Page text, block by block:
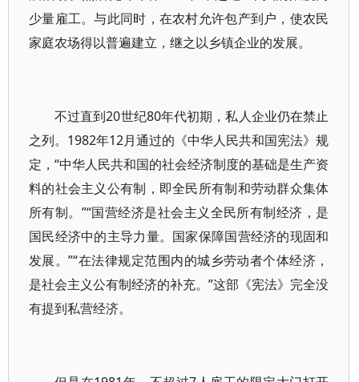
少量雇工。与此同时，在农村允许包产到户，使农民
家庭农场得以普遍建立，继之以乡镇企业的发展。
不过直到20世纪80年代初期，私人企业仍在禁止
之列。1982年12月通过的《中华人民共和国宪法》规
定，“中华人民共和国的社会经济制度的基础是生产资
料的社会主义公有制，即全民所有制和劳动群众集体
所有制。”“国营经济是社会主义全民所有制经济，是
国民经济中的主导力量。国家保障国营经济的现固和
发展。”“在法律规定范围内的城乡劳动者个体经济，
是社会主义公有制经济的补充。”这部《宪法》完全没
有提到私营经济。